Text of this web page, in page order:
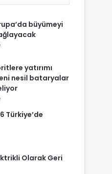
büyümeyi
yatırımı
nesil bataryalar
Türkiye’de
Olarak Geri